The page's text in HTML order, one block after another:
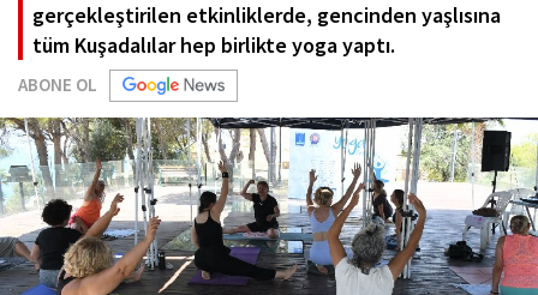
gerçekleştirilen etkinliklerde, gencinden yaşlısına
tüm Kuşadalılar hep birlikte yoga yaptı.
ABONE OL